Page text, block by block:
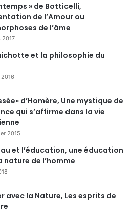
» de Botticelli,
de l’Amour ou
de l’âme
2017
et la philosophie du
d’Homère, Une mystique de
qui s’affirme dans la vie
2015
et l’éducation, une éducation
nature de l’homme
avec la Nature, Les esprits de